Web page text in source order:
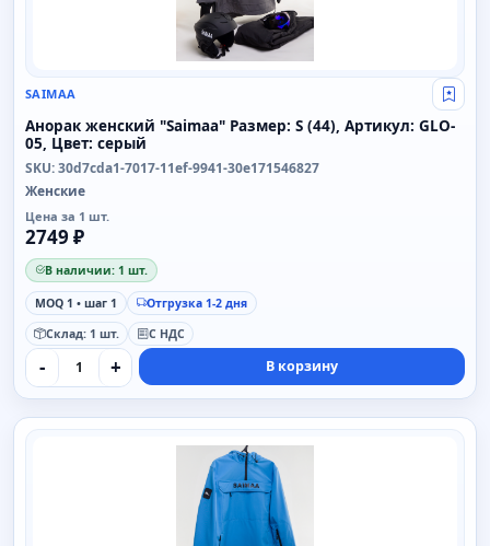
SAIMAA Свой
Анорак женский "Saimaa" Размер: S (44), Артикул: GLO-
05, Цвет: серый
SKU: 30d7cda1-7017-11ef-9941-30e171546827
Женские
Цена за 1 шт.
2749 ₽
В наличии: 1 шт.
MOQ 1 • шаг 1
Отгрузка 1-2 дня
Склад: 1 шт.
С НДС
- + В корзину
SAIMAA